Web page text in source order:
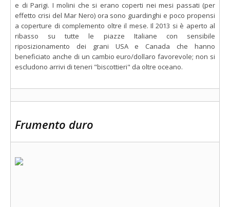
e di Parigi. I molini che si erano coperti nei mesi passati (per
effetto crisi del Mar Nero) ora sono guardinghi e poco propensi
a coperture di complemento oltre il mese. Il 2013 si è aperto al
ribasso su tutte le piazze Italiane con sensibile
riposizionamento dei grani USA e Canada che hanno
beneficiato anche di un cambio euro/dollaro favorevole; non si
escludono arrivi di teneri "biscottieri" da oltre oceano.
Frumento duro